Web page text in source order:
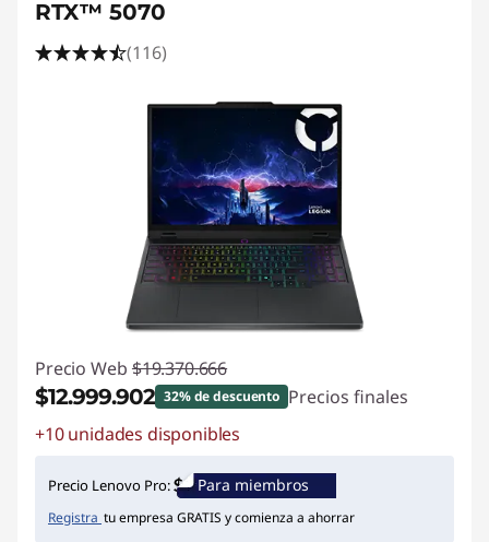
RTX™ 5070
(116)
Precio Web $19.370.666
$12.999.902 32% de descuento Precios finales
Ahorros instantáneos :
+10 unidades disponibles
Precio Lenovo Pro: Para miembros
Registra tu empresa GRATIS y comienza a ahorrar